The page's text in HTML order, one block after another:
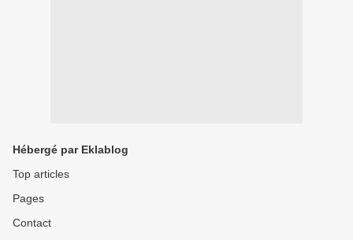
Hébergé par Eklablog
Top articles
Pages
Contact